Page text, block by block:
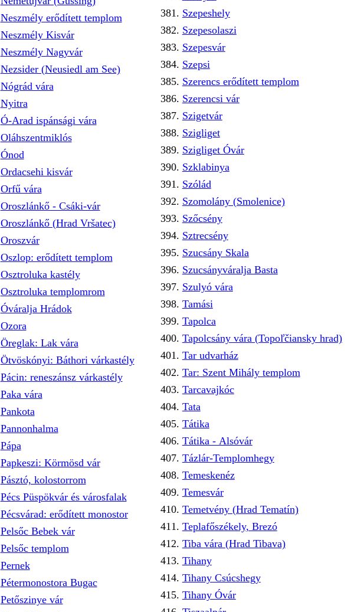
Neszmély erődített templom
Neszmély Kisvár
Neszmély Nagyvár
Nezsider (Neusiedl am See)
Nógrád vára
Nyitra
Ó-Arad ispánsági vára
Oláhszentmiklós
Ónod
Ordacsehi kisvár
Orfű vára
Oroszlánkő - Csáki-vár
Oroszlánkő (Hrad Vršatec)
Oroszvár
Oszlop: erődített templom
Osztroluka kastély
Osztroluka templomrom
Óváralja Hrádok
Ozora
Öreglak: Lak vára
Ötvöskónyi: Báthori várkastély
Pácin: reneszánsz várkastély
Paka vára
Pankota
Pannonhalma
Pápa
Papkeszi: Körmösd vár
Pásztó, kolostorrom
Pécs Püspökvár és városfalak
Pécsvárad: erődített monostor
Pelsőc Bebek vár
Pelsőc templom
Pernek
Pétermonostora Bugac
Petőszinye vár
Szepeshely
Szepesolaszi
Szepesvár
Szepsi
Szerencs erődített templom
Szerencsi vár
Szigetvár
Szigliget
Szigliget Óvár
Szklabinya
Szólád
Szomolány (Smolenice)
Szőcsény
Sztrecsény
Szucsány Skala
Szucsányváralja Basta
Szulyó vára
Tamási
Tapolca
Tapolcsány vára (Topoľčiansky hrad)
Tar udvarház
Tar: Szent Mihály templom
Tarcavajkóc
Tata
Tátika
Tátika - Alsóvár
Tázlár-Templomhegy
Temeskenéz
Temesvár
Temetvény (Hrad Tematín)
Teplafőszékely, Brezó
Tiba vára (Hrad Tibava)
Tihany
Tihany Csúcshegy
Tihany Óvár